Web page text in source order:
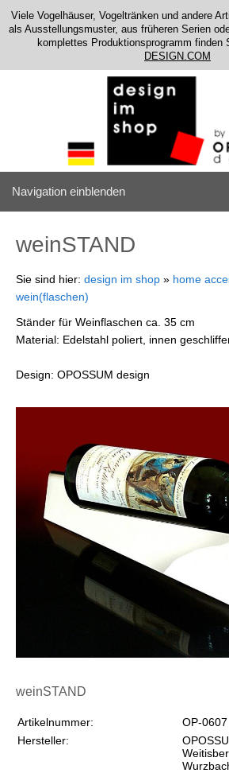
Viele Vogelhäuser, Vogeltränken und andere
als Ausstellungsmuster, aus früheren Serien
komplettes Produktionsprogramm finden
DESIGN.COM
Navigation einblenden
weinSTAND
Sie sind hier: design im shop » home
wein(flaschen)
Ständer für Weinflaschen ca. 35 cm
Material: Edelstahl poliert, innen
Design: OPOSSUM design
weinSTAND
Artikelnummer:
OP-0607
Hersteller: